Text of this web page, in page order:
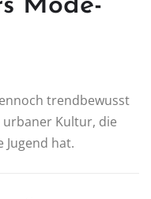
Mode-
trendbewusst
urbaner Kultur, die
Jugend hat.